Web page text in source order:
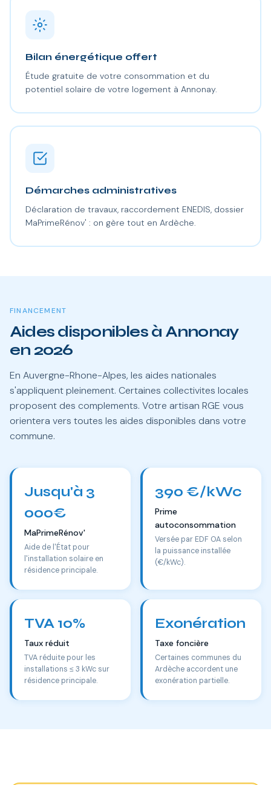
Bilan énergétique offert
Étude gratuite de votre consommation et du
potentiel solaire de votre logement à Annonay.
Démarches administratives
Déclaration de travaux, raccordement ENEDIS, dossier
MaPrimeRénov' : on gère tout en Ardèche.
FINANCEMENT
Aides disponibles à Annonay
en 2026
En Auvergne-Rhone-Alpes, les aides nationales
s'appliquent pleinement. Certaines collectivites locales
proposent des complements. Votre artisan RGE vous
orientera vers toutes les aides disponibles dans votre
commune.
Jusqu'à 3
000€
MaPrimeRénov'
Aide de l'État pour
l'installation solaire en
résidence principale.
390 €/kWc
Prime
autoconsommation
Versée par EDF OA selon
la puissance installée
(€/kWc).
TVA 10%
Taux réduit
TVA réduite pour les
installations ≤ 3 kWc sur
résidence principale.
Exonération
Taxe foncière
Certaines communes du
Ardèche accordent une
exonération partielle.